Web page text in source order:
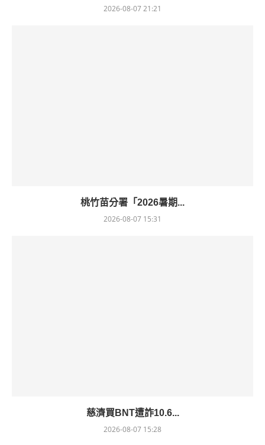
2026-08-07 21:21
桃竹苗分署「2026暑期...
2026-08-07 15:31
慈濟買BNT遭詐10.6...
2026-08-07 15:28